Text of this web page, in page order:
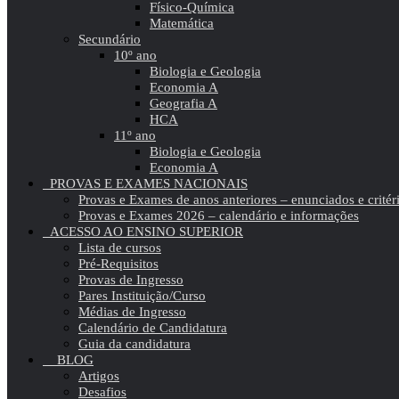
Físico-Química
Matemática
Secundário
10º ano
Biologia e Geologia
Economia A
Geografia A
HCA
11º ano
Biologia e Geologia
Economia A
PROVAS E EXAMES NACIONAIS
Provas e Exames de anos anteriores – enunciados e
Provas e Exames 2026 – calendário e informações
ACESSO AO ENSINO SUPERIOR
Lista de cursos
Pré-Requisitos
Provas de Ingresso
Pares Instituição/Curso
Médias de Ingresso
Calendário de Candidatura
Guia da candidatura
BLOG
Artigos
Desafios